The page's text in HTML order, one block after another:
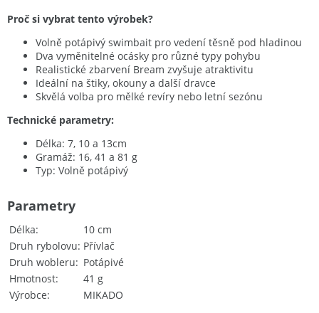
Proč si vybrat tento výrobek?
Volně potápivý swimbait pro vedení těsně pod hladinou
Dva vyměnitelné ocásky pro různé typy pohybu
Realistické zbarvení Bream zvyšuje atraktivitu
Ideální na štiky, okouny a další dravce
Skvělá volba pro mělké revíry nebo letní sezónu
Technické parametry:
Délka: 7, 10 a 13cm
Gramáž: 16, 41 a 81 g
Typ: Volně potápivý
Délka
10 cm
Druh rybolovu Přívlač
Druh wobleru
Potápivé
Hmotnost
41 g
Výrobce
MIKADO
Parametry